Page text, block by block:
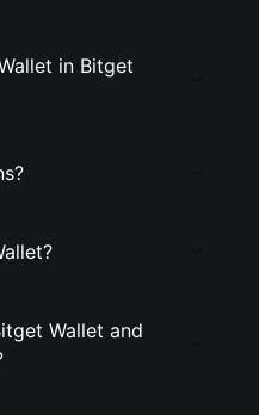
in Bitget
Wallet and